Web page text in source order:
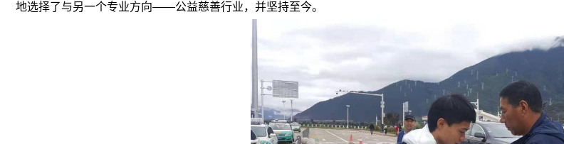
地选择了与另一个专业方向——公益慈善行业，并坚持至今。